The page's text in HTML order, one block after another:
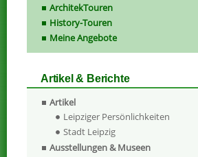
ArchitekTouren
History-Touren
Meine Angebote
Artikel & Berichte
Artikel
Leipziger Persönlichkeiten
Stadt Leipzig
Ausstellungen & Museen